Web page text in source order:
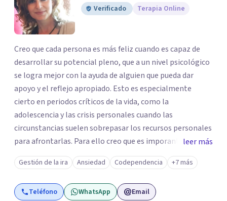
Verificado Terapia Online
Creo que cada persona es más feliz cuando es capaz de
desarrollar su potencial pleno, que a un nivel psicológico
se logra mejor con la ayuda de alguien que pueda dar
apoyo y el reflejo apropiado. Esto es especialmente
cierto en periodos críticos de la vida, como la
adolescencia y las crisis personales cuando las
circunstancias suelen sobrepasar los recursos personales
para afrontarlas. Para ello creo que es imporante ajustar
la intervensión psicológica a la persona. De esta manera
es posible trabajar a partir de los síntomas o molestias
principales a la manera de vivir y gestionar la propia vida.
Todo lo cual se logra mejor fomentando el
leer más
Gestión de la ira Ansiedad Codependencia +7 más
Teléfono WhatsApp Email